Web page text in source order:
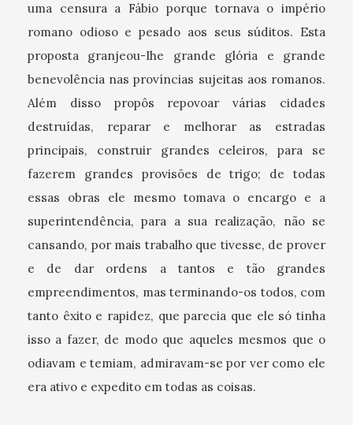
uma censura a Fábio porque tornava o império
romano odioso e pesado aos seus súditos. Esta
proposta granjeou-Ihe grande glória e grande
benevolência nas províncias sujeitas aos romanos.
Além disso propôs repovoar várias cidades
destruídas, reparar e melhorar as estradas
principais, construir grandes celeiros, para se
fazerem grandes provisões de trigo; de todas
essas obras ele mesmo tomava o encargo e a
superintendência, para a sua realização, não se
cansando, por mais trabalho que tivesse, de prover
e de dar ordens a tantos e tão grandes
empreendimentos, mas terminando-os todos, com
tanto êxito e rapidez, que parecia que ele só tinha
isso a fazer, de modo que aqueles mesmos que o
odiavam e temiam, admiravam-se por ver como ele
era ativo e expedito em todas as coisas.